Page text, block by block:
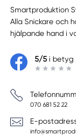
Smartproduktion
Alla Snickare och
hjälpande hand i
5/5i betyg
070 681 52 22
E-